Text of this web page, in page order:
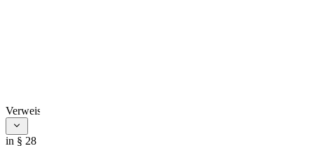
Verweise
in § 28